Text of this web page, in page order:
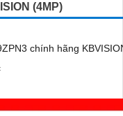
(4MP)
chính hãng